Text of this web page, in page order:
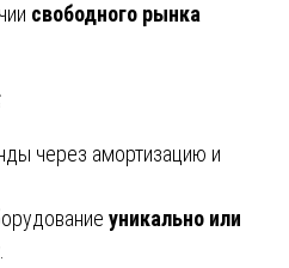
свободного рынка
через амортизацию и
уникально или
.